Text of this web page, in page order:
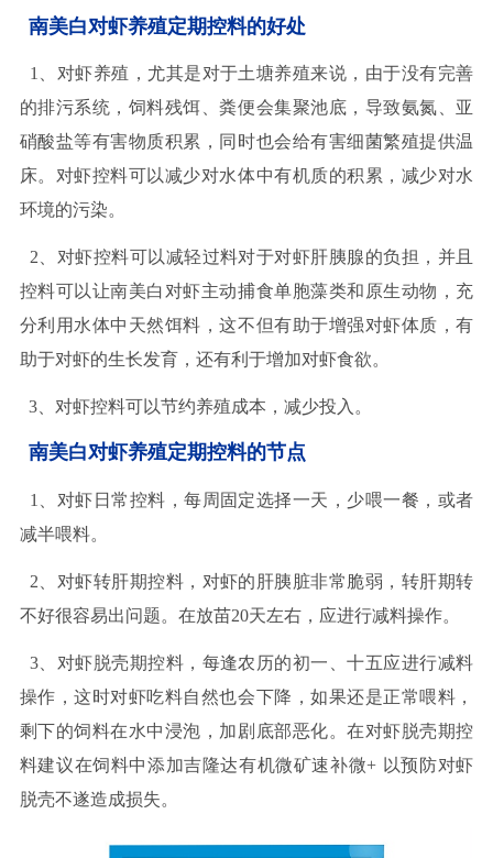
南美白对虾养殖定期控料的好处
1、对虾养殖，尤其是对于土塘养殖来说，由于没有完善
的排污系统，饲料残饵、粪便会集聚池底，导致氨氮、亚
硝酸盐等有害物质积累，同时也会给有害细菌繁殖提供温
床。对虾控料可以减少对水体中有机质的积累，减少对水
环境的污染。
2、对虾控料可以减轻过料对于对虾肝胰腺的负担，并且
控料可以让南美白对虾主动捕食单胞藻类和原生动物，充
分利用水体中天然饵料，这不但有助于增强对虾体质，有
助于对虾的生长发育，还有利于增加对虾食欲。
3、对虾控料可以节约养殖成本，减少投入。
南美白对虾养殖定期控料的节点
1、对虾日常控料，每周固定选择一天，少喂一餐，或者
减半喂料。
2、对虾转肝期控料，对虾的肝胰脏非常脆弱，转肝期转
不好很容易出问题。在放苗20天左右，应进行减料操作。
3、对虾脱壳期控料，每逢农历的初一、十五应进行减料
操作，这时对虾吃料自然也会下降，如果还是正常喂料，
剩下的饲料在水中浸泡，加剧底部恶化。在对虾脱壳期控
料建议在饲料中添加吉隆达有机微矿速补微+ 以预防对虾
脱壳不遂造成损失。